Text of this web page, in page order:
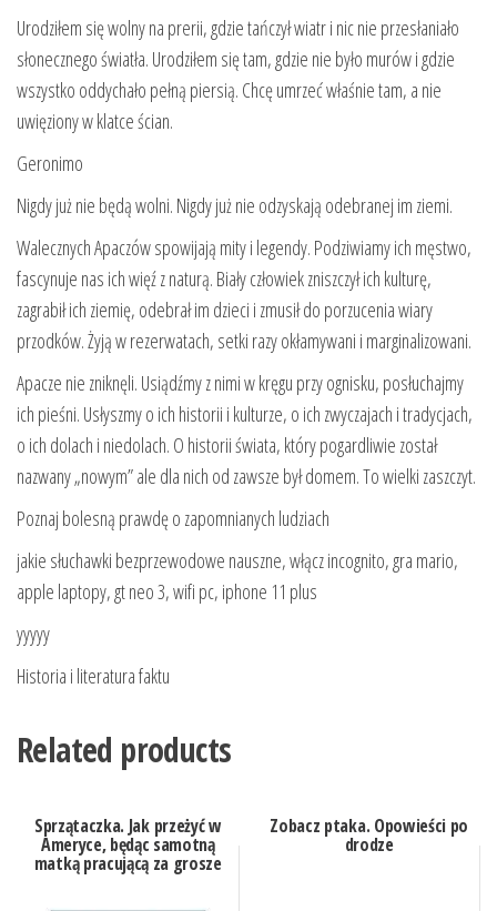
Urodziłem się wolny na prerii, gdzie tańczył wiatr i nic nie przesłaniało
słonecznego światła. Urodziłem się tam, gdzie nie było murów i gdzie
wszystko oddychało pełną piersią. Chcę umrzeć właśnie tam, a nie
uwięziony w klatce ścian.
Geronimo
Nigdy już nie będą wolni. Nigdy już nie odzyskają odebranej im ziemi.
Walecznych Apaczów spowijają mity i legendy. Podziwiamy ich męstwo,
fascynuje nas ich więź z naturą. Biały człowiek zniszczył ich kulturę,
zagrabił ich ziemię, odebrał im dzieci i zmusił do porzucenia wiary
przodków. Żyją w rezerwatach, setki razy okłamywani i marginalizowani.
Apacze nie zniknęli. Usiądźmy z nimi w kręgu przy ognisku, posłuchajmy
ich pieśni. Usłyszmy o ich historii i kulturze, o ich zwyczajach i tradycjach,
o ich dolach i niedolach. O historii świata, który pogardliwie został
nazwany „nowym” ale dla nich od zawsze był domem. To wielki zaszczyt.
Poznaj bolesną prawdę o zapomnianych ludziach
jakie słuchawki bezprzewodowe nauszne, włącz incognito, gra mario,
apple laptopy, gt neo 3, wifi pc, iphone 11 plus
yyyyy
Historia i literatura faktu
Related products
Sprzątaczka. Jak przeżyć w
Ameryce, będąc samotną
matką pracującą za grosze
Zobacz ptaka. Opowieści po
drodze